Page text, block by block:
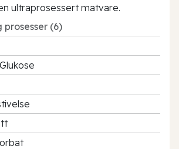
ultraprosessert matvare.
prosesser (6)